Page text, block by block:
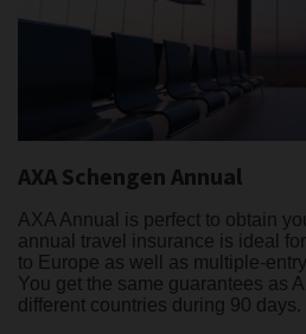
AXA Schengen Annual
AXA Annual is perfect to obtain
annual travel insurance is ideal
to Europe as well as multiple-
You get the same guarantees as
different countries during 90 days.